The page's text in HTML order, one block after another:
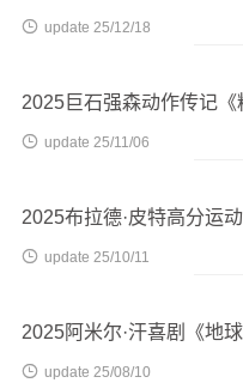
 update 25/12/18
2025巨石强森动作传记《
 update 25/11/06
2025布拉德·皮特高分运
 update 25/10/11
2025阿米尔·汗喜剧《地
 update 25/08/10